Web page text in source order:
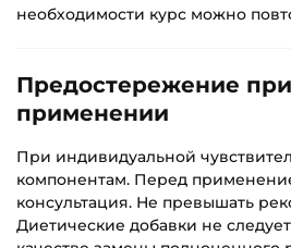
необходимости курс можно
Предостережение при
применении
При индивидуальной
компонентам. Перед
консультация. Не превышать
Диетические добавки не